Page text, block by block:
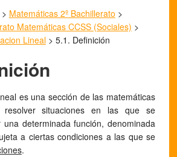
Matemáticas 2º Bachillerato >
Matemáticas CCSS (Sociales) >
Lineal> 5.1. Definición
es una sección de las matemáticas
situaciones en las que se
una determinada función, denominada
a ciertas condiciones a las que se
.